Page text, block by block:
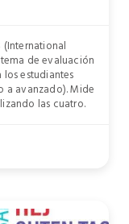
(International
de evaluación
estudiantes
a avanzado). Mide
las cuatro.